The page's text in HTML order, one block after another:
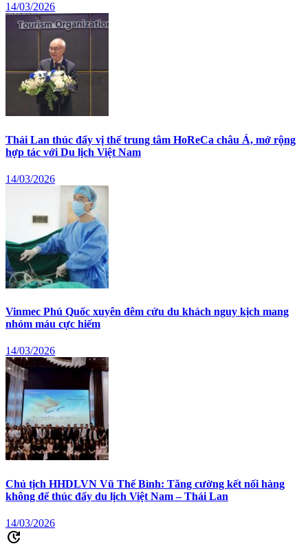
14/03/2026
Thái Lan thúc đẩy vị thế trung tâm HoReCa châu Á, mở rộng
hợp tác với Du lịch Việt Nam
14/03/2026
Vinmec Phú Quốc xuyên đêm cứu du khách nguy kịch mang
nhóm máu cực hiếm
14/03/2026
Chủ tịch HHDLVN Vũ Thế Bình: Tăng cường kết nối hàng
không để thúc đẩy du lịch Việt Nam – Thái Lan
14/03/2026
update